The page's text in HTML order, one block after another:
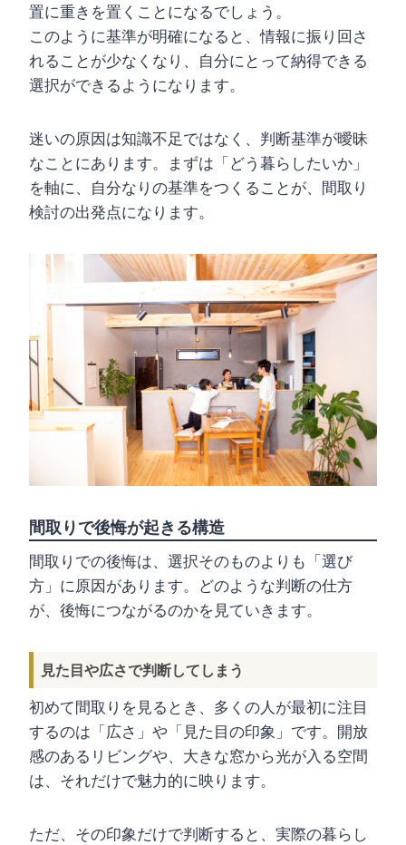
置に重きを置くことになるでしょう。
このように基準が明確になると、情報に振り回さ
れることが少なくなり、自分にとって納得できる
選択ができるようになります。
迷いの原因は知識不足ではなく、判断基準が曖昧
なことにあります。まずは「どう暮らしたいか」
を軸に、自分なりの基準をつくることが、間取り
検討の出発点になります。
間取りで後悔が起きる構造
間取りでの後悔は、選択そのものよりも「選び
方」に原因があります。どのような判断の仕方
が、後悔につながるのかを見ていきます。
見た目や広さで判断してしまう
初めて間取りを見るとき、多くの人が最初に注目
するのは「広さ」や「見た目の印象」です。開放
感のあるリビングや、大きな窓から光が入る空間
は、それだけで魅力的に映ります。
ただ、その印象だけで判断すると、実際の暮らし